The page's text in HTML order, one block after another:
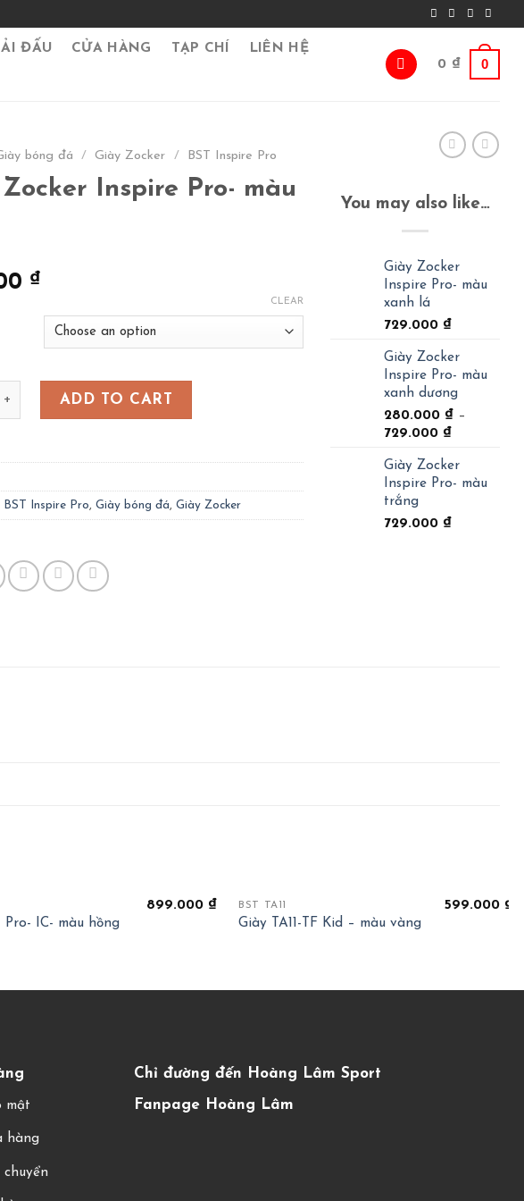
ĐẤU CỬA HÀNG TẠP CHÍ LIÊN HỆ
0 ₫ 0
bóng đá / Giày Zocker / BST Inspire Pro
Inspire Pro- màu
₫
CLEAR
Inspire Pro- màu cam quantity
ADD TO CART
BST Inspire Pro, Giày bóng đá, Giày Zocker
You may also like…
Giày Zocker
Inspire Pro- màu
xanh lá
729.000 ₫
Giày Zocker
Inspire Pro- màu
xanh dương
280.000 ₫ –
729.000 ₫
Giày Zocker
Inspire Pro- màu
trắng
729.000 ₫
Pro- IC- màu hồng
899.000 ₫ BST TA11
Giày TA11-TF Kid – màu vàng
599.000 ₫
mật
hàng
chuyển
Chỉ đường đến Hoàng Lâm Sport
Fanpage Hoàng Lâm